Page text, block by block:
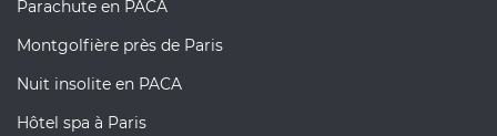
Parachute en PACA
Montgolfière près de Paris
Nuit insolite en PACA
Hôtel spa à Paris